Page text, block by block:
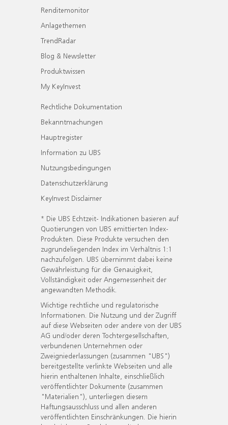
Renditemonitor
Anlagethemen
TrendRadar
Blog & Newsletter
Produktwissen
My KeyInvest
Rechtliche Dokumentation
Bekanntmachungen
Hauptregister
Information zu UBS
Nutzungsbedingungen
Datenschutzerklärung
KeyInvest Disclaimer
* Die UBS Echtzeit- Indikationen basieren auf
Quotierungen von UBS emittierten Index-
Produkten. Diese Produkte versuchen den
zugrundeliegenden Index im Verhältnis 1:1
nachzufolgen. UBS übernimmt dabei keine
Gewährleistung für die Genauigkeit,
Vollständigkeit oder Angemessenheit der
angewandten Methodik.
Wichtige rechtliche und regulatorische
Informationen. Die Nutzung und der Zugriff
auf diese Webseiten oder andere von der UBS
AG und/oder deren Tochtergesellschaften,
verbundenen Unternehmen oder
Zweigniederlassungen (zusammen "UBS")
bereitgestellte verlinkte Webseiten und alle
hierin enthaltenen Inhalte, einschließlich
veröffentlichter Dokumente (zusammen
"Materialien"), unterliegen diesem
Haftungsausschluss und allen anderen
veröffentlichten Einschränkungen. Die hierin